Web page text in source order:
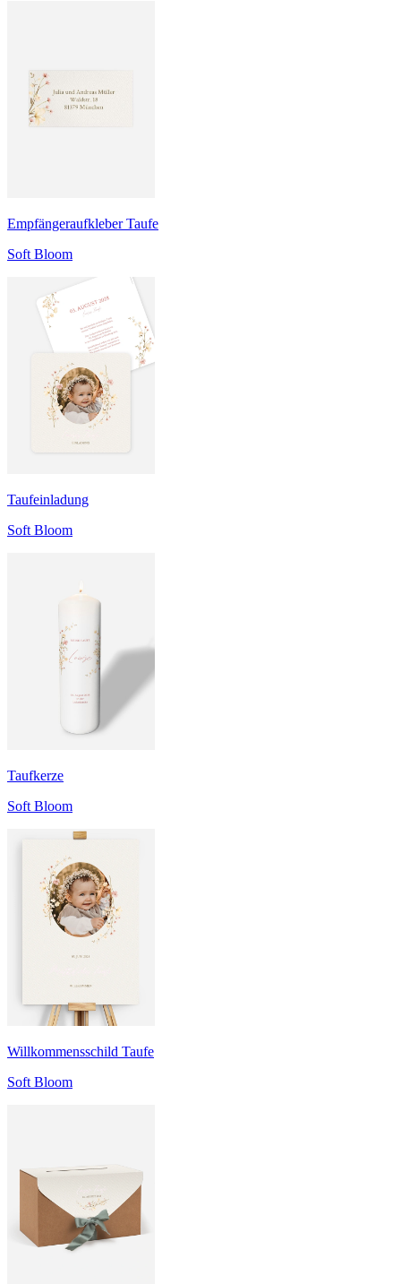
Empfängeraufkleber Taufe
Soft Bloom
Taufeinladung
Soft Bloom
Taufkerze
Soft Bloom
Willkommensschild Taufe
Soft Bloom